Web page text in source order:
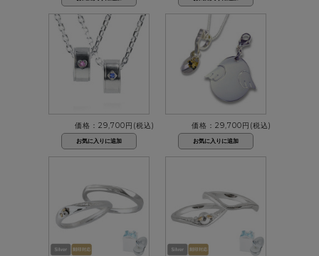
価格：29,700円(税込) 価格：29,700円(税込)